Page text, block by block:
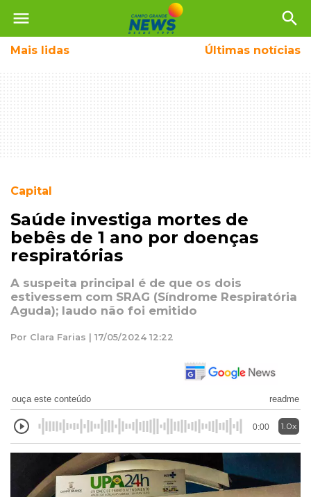
menu search
Mais lidas Últimas notícias
Capital
Saúde investiga mortes de
bebês de 1 ano por doenças
respiratórias
A suspeita principal é de que os dois
estivessem com SRAG (Síndrome Respiratória
Aguda); laudo não foi emitido
Por Clara Farias | 17/05/2024 12:22
ouça este conteúdo readme
0:00 1.0x